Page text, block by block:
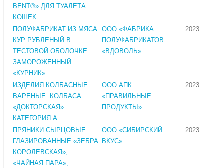
BENT®» ДЛЯ ТУАЛЕТА
КОШЕК
ПОЛУФАБРИКАТ ИЗ МЯСА
КУР РУБЛЕНЫЙ В
ТЕСТОВОЙ ОБОЛОЧКЕ
ЗАМОРОЖЕННЫЙ:
«КУРНИК»
ООО «ФАБРИКА
ПОЛУФАБРИКАТОВ
«ВДОВОЛЬ»
2023
ИЗДЕЛИЯ КОЛБАСНЫЕ
ВАРЕНЫЕ: КОЛБАСА
«ДОКТОРСКАЯ».
КАТЕГОРИЯ А
ООО АПК
«ПРАВИЛЬНЫЕ
ПРОДУКТЫ»
2023
ПРЯНИКИ СЫРЦОВЫЕ
ГЛАЗИРОВАННЫЕ «ЗЕБРА
КОРОЛЕВСКАЯ»,
«ЧАЙНАЯ ПАРА»;
ООО «СИБИРСКИЙ
ВКУС»
2023